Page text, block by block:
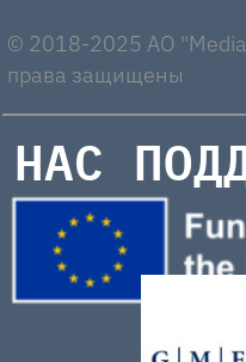
© 2018-2025 AO
права защищены
НАС